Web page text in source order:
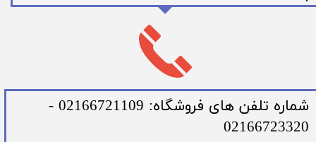
​شماره تلفن های فروشگاه: 02166721109 -
02166723320